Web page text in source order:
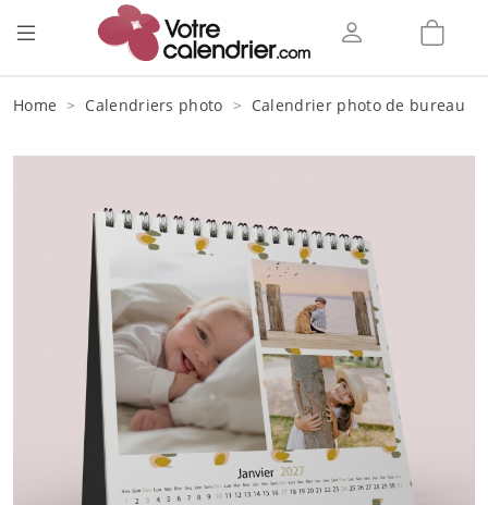
Home Calendriers photo Calendrier photo de bureau